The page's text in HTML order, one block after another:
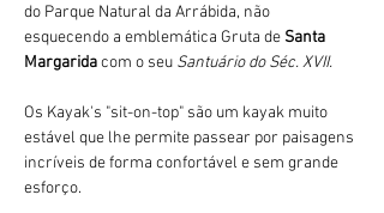
do Parque Natural da Arrábida, não
esquecendo a emblemática Gruta de Santa
Margarida com o seu Santuário do Séc. XVII.
Os Kayak's "sit-on-top" são um kayak muito
estável que lhe permite passear por paisagens
incríveis de forma confortável e sem grande
esforço.